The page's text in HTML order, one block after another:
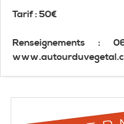
Tarif : 50€